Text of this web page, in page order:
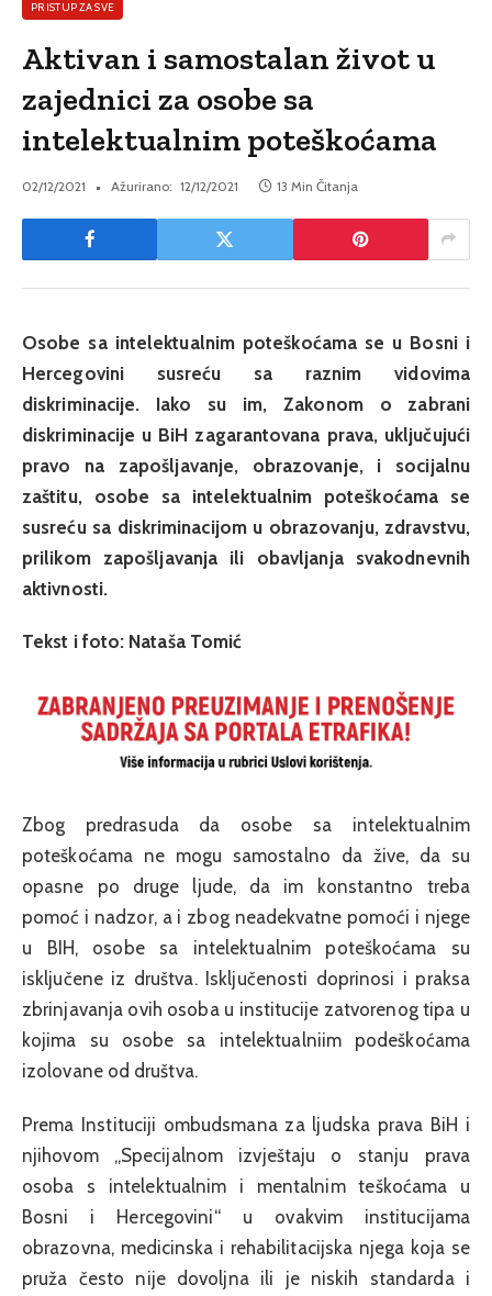
PRISTUP ZA SVE
Aktivan i samostalan život u
zajednici za osobe sa
intelektualnim poteškoćama
02/12/2021 Ažurirano: 12/12/2021 13 Min Čitanja
Osobe sa intelektualnim poteškoćama se u Bosni i
Hercegovini susreću sa raznim vidovima
diskriminacije. Iako su im, Zakonom o zabrani
diskriminacije u BiH zagarantovana prava, uključujući
pravo na zapošljavanje, obrazovanje, i socijalnu
zaštitu, osobe sa intelektualnim poteškoćama se
susreću sa diskriminacijom u obrazovanju, zdravstvu,
prilikom zapošljavanja ili obavljanja svakodnevnih
aktivnosti.
Tekst i foto: Nataša Tomić
Zbog predrasuda da osobe sa intelektualnim
poteškoćama ne mogu samostalno da žive, da su
opasne po druge ljude, da im konstantno treba
pomoć i nadzor, a i zbog neadekvatne pomoći i njege
u BIH, osobe sa intelektualnim poteškoćama su
isključene iz društva. Isključenosti doprinosi i praksa
zbrinjavanja ovih osoba u institucije zatvorenog tipa u
kojima su osobe sa intelektualniim podeškoćama
izolovane od društva.
Prema Instituciji ombudsmana za ljudska prava BiH i
njihovom „Specijalnom izvještaju o stanju prava
osoba s intelektualnim i mentalnim teškoćama u
Bosni i Hercegovini“ u ovakvim institucijama
obrazovna, medicinska i rehabilitacijska njega koja se
pruža često nije dovoljna ili je niskih standarda i